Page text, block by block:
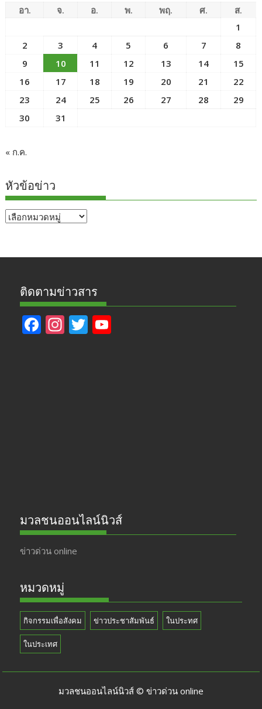
อา. จ. อ. พ. พฤ. ศ.
ส.
1
2
3 4 5 6 7
8
9
10 11 12 13 14
15
16
17 18 19 20 21
22
23
24 25 26 27 28
29
30
31
« ก.ค.
หัวข้อข่าว
หัวข้อ
ติดตามข่าวสาร
F In T
มวลชนออนไลน์นิวส์
ข่าวด่วน online
หมวดหมู่
กิจกรรมเพื่อสังคม ข่าวประชาสัมพันธ์ ในประทศ
ในประเทศ
มวลชนออนไลน์นิวส์ © ข่าวด่วน online